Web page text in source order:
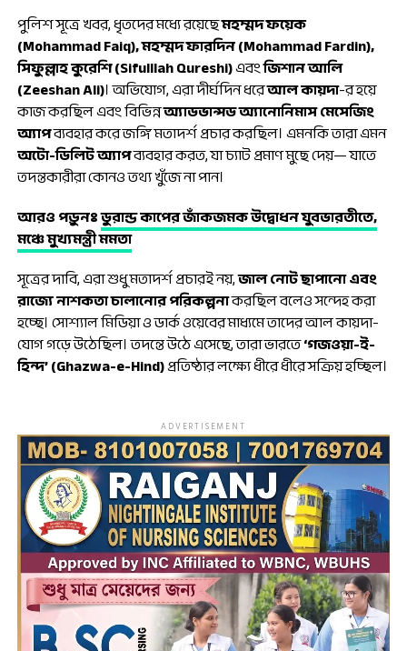
পুলিশ সূত্রে খবর, ধৃতদের মধ্যে রয়েছেমহম্মদ ফয়েক
(Mohammad Faiq), মহম্মদ ফারদিন (Mohammad Fardin),
সিফুল্লাহ কুরেশি (Sifulllah Qureshi)এবংজিশান আলি
(Zeeshan Ali)। অভিযোগ, এরা দীর্ঘদিন ধরেআল কায়দা-র হয়ে
কাজ করছিল এবং বিভিন্নঅ্যাডভান্সড অ্যানোনিমাস মেসেজিং
অ্যাপব্যবহার করে জঙ্গি মতাদর্শ প্রচার করছিল। এমনকি তারা এমন
অটো-ডিলিট অ্যাপব্যবহার করত, যা চ্যাট প্রমাণ মুছে দেয়— যাতে
তদন্তকারীরা কোনও তথ্য খুঁজে না পান।
আরও পড়ুনঃডুরান্ড কাপের জাঁকজমক উদ্বোধন যুবভারতীতে,
মঞ্চে মুখ্যমন্ত্রী মমতা
সূত্রের দাবি, এরা শুধু মতাদর্শ প্রচারই নয়,জাল নোট ছাপানো এবং
রাজ্যে নাশকতা চালানোর পরিকল্পনাকরছিল বলেও সন্দেহ করা
হচ্ছে। সোশ্যাল মিডিয়া ও ডার্ক ওয়েবের মাধ্যমে তাদের আল কায়দা-
যোগ গড়ে উঠেছিল। তদন্তে উঠে এসেছে, তারা ভারতে‘গজওয়া-ই-
হিন্দ’ (Ghazwa-e-Hind)প্রতিষ্ঠার লক্ষ্যে ধীরে ধীরে সক্রিয় হচ্ছিল।
ADVERTISEMENT